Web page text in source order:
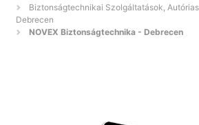
Biztonságtechnikai Szolgáltatások,
Debrecen
NOVEX Biztonságtechnika - Debrecen